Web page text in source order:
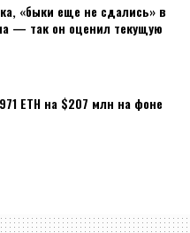
«быки еще не сдались» в
— так он оценил текущую
ETH на $207 млн на фоне